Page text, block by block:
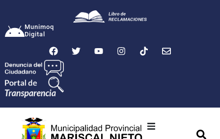
Munimoq
Digital